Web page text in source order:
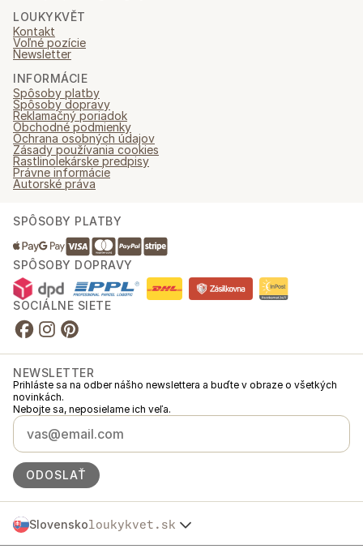
LOUKYKVĚT
Kontakt
Voľné pozície
Newsletter
INFORMÁCIE
Spôsoby platby
Spôsoby dopravy
Reklamačný poriadok
Obchodné podmienky
Ochrana osobných údajov
Zásady používania cookies
Rastlinolekárske predpisy
Právne informácie
Autorské práva
SPÔSOBY PLATBY
SPÔSOBY DOPRAVY
SOCIÁLNE SIETE
NEWSLETTER
Prihláste sa na odber nášho newslettera a buďte v obraze o všetkých
novinkách.
Nebojte sa, neposielame ich veľa.
ODOSLAŤ
Slovenskoloukykvet.sk
Česko